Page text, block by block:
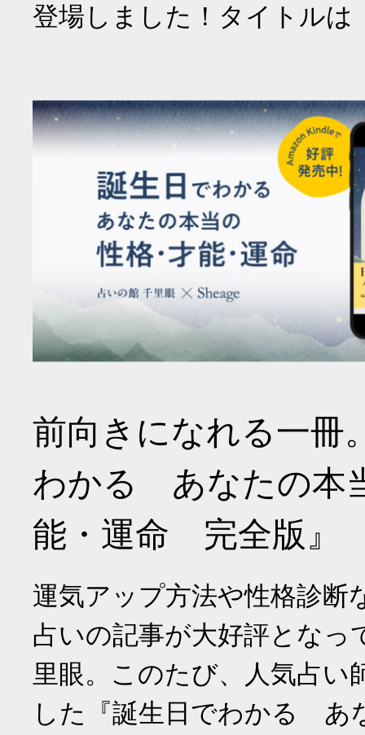
登場しました！タイトルは
前向きになれる一冊
わかる あなたの本
能・運命 完全版』
運気アップ方法や性格診断
占いの記事が大好評となっ
里眼。このたび、人気占い
した『誕生日でわかる あ